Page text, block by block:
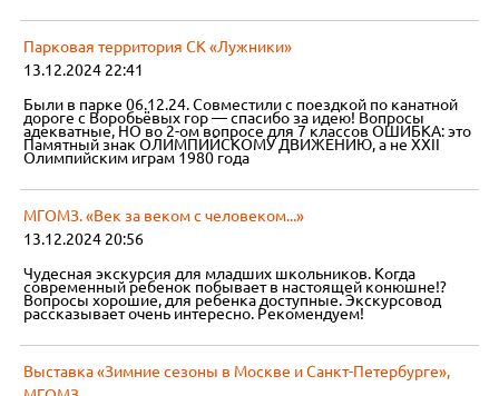
Парковая территория СК «Лужники»
13.12.2024 22:41
Были в парке 06.12.24. Совместили с поездкой по канатной
дороге с Воробьёвых гор — спасибо за идею! Вопросы
адекватные, НО во 2-ом вопросе для 7 классов ОШИБКА: это
Памятный знак ОЛИМПИЙСКОМУ ДВИЖЕНИЮ, а не XXII
Олимпийским играм 1980 года
МГОМЗ. «Век за веком с человеком...»
13.12.2024 20:56
Чудесная экскурсия для младших школьников. Когда
современный ребенок побывает в настоящей конюшне!?
Вопросы хорошие, для ребенка доступные. Экскурсовод
рассказывает очень интересно. Рекомендуем!
Выставка «Зимние сезоны в Москве и Санкт-Петербурге»,